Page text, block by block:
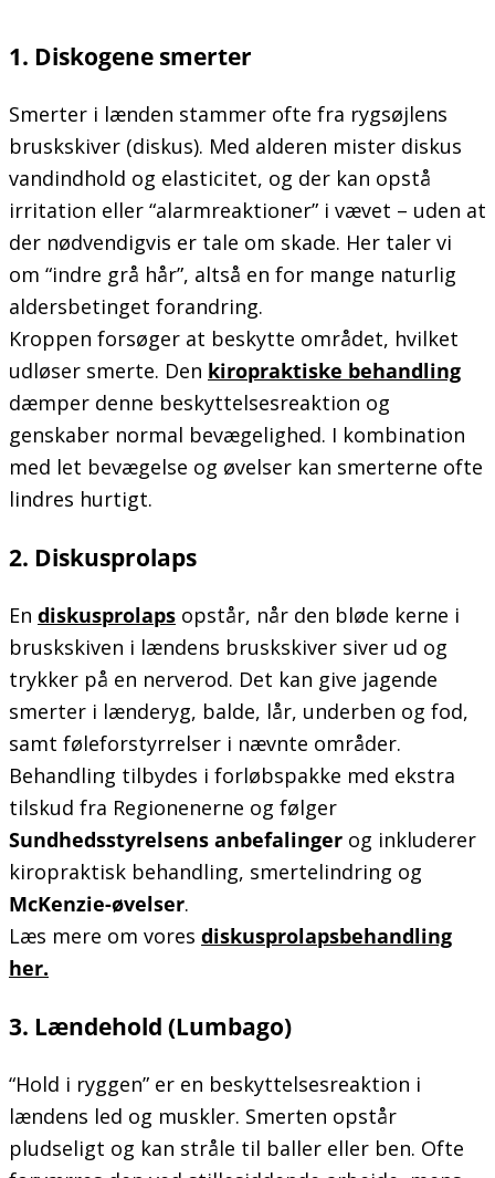
1. Diskogene smerter
Smerter i lænden stammer ofte fra rygsøjlens
bruskskiver (diskus). Med alderen mister diskus
vandindhold og elasticitet, og der kan opstå
irritation eller “alarmreaktioner” i vævet – uden at
der nødvendigvis er tale om skade. Her taler vi
om “indre grå hår”, altså en for mange naturlig
aldersbetinget forandring.
Kroppen forsøger at beskytte området, hvilket
udløser smerte. Den kiropraktiske behandling
dæmper denne beskyttelsesreaktion og
genskaber normal bevægelighed. I kombination
med let bevægelse og øvelser kan smerterne ofte
lindres hurtigt.
2. Diskusprolaps
En diskusprolaps opstår, når den bløde kerne i
bruskskiven i lændens bruskskiver siver ud og
trykker på en nerverod. Det kan give jagende
smerter i lænderyg, balde, lår, underben og fod,
samt føleforstyrrelser i nævnte områder.
Behandling tilbydes i forløbspakke med ekstra
tilskud fra Regionenerne og følger
Sundhedsstyrelsens anbefalinger og inkluderer
kiropraktisk behandling, smertelindring og
McKenzie-øvelser.
Læs mere om vores diskusprolapsbehandling
her.
3. Lændehold (Lumbago)
“Hold i ryggen” er en beskyttelsesreaktion i
lændens led og muskler. Smerten opstår
pludseligt og kan stråle til baller eller ben. Ofte